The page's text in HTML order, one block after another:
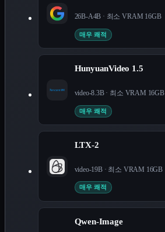
26B-A4B · 최소 VRAM 16GB
매우 쾌적
HunyuanVideo 1.5
video-8.3B· 최소 VRAM 16GB
매우 쾌적
LTX-2
video-19B· 최소 VRAM 16GB
매우 쾌적
Qwen-Image